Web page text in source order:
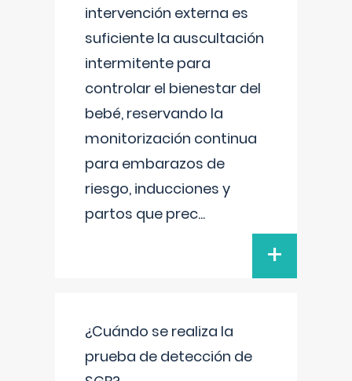
intervención externa es
suficiente la auscultación
intermitente para
controlar el bienestar del
bebé, reservando la
monitorización continua
para embarazos de
riesgo, inducciones y
partos que prec...
+
¿Cuándo se realiza la
prueba de detección de